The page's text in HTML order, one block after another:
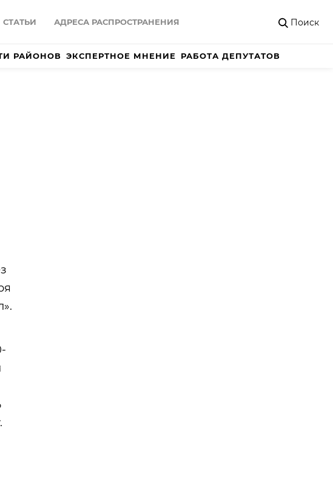
СТАТЬИ АДРЕСА РАСПРОСТРАНЕНИЯ Поиск
РАЙОНОВ ЭКСПЕРТНОЕ МНЕНИЕ РАБОТА ДЕПУТАТОВ